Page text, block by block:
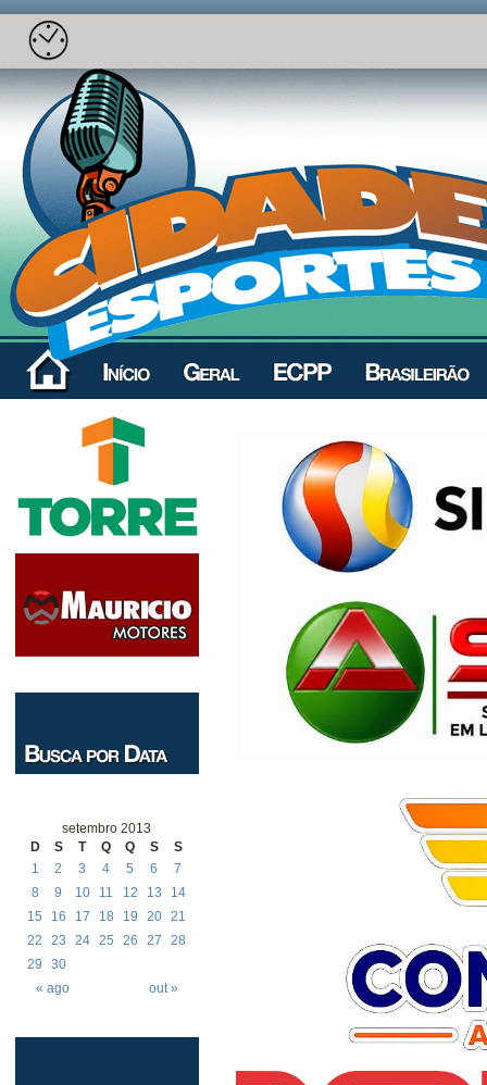
setembro 2013
D
S T Q Q S S
« ago out »
1 2 3 4 5 6
7
8
9 10 11 12 13
14
15
16 17 18 19 20 21
22
23 24 25 26 27
28
29
30